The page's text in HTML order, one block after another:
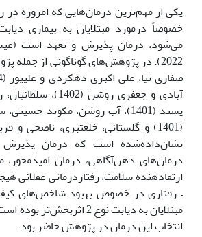
یکی از مهم‌ترین درمان‌هایی که امروزه
خصوصاً درمورد مبتلایان به بیماری
می‌شود، درمان پذیرش و تعهد است
2022). در پژوهش‌های گوناگونی از
آبادی و جعفری روشن
پسند (1401)، آب روشن، مکوند
نشان‌داده‌شده است که درمان
درمان‌های ذهن‌آگاهی، درمان
ارتقادهنده سلامت، رفتاردرمانی عقلانی
– رفتاری در خصوص بهبود شاخص‌های
مبتلایان به دیابت نوع 2
انتخاب این درمان در پژوهش حاضر بود.